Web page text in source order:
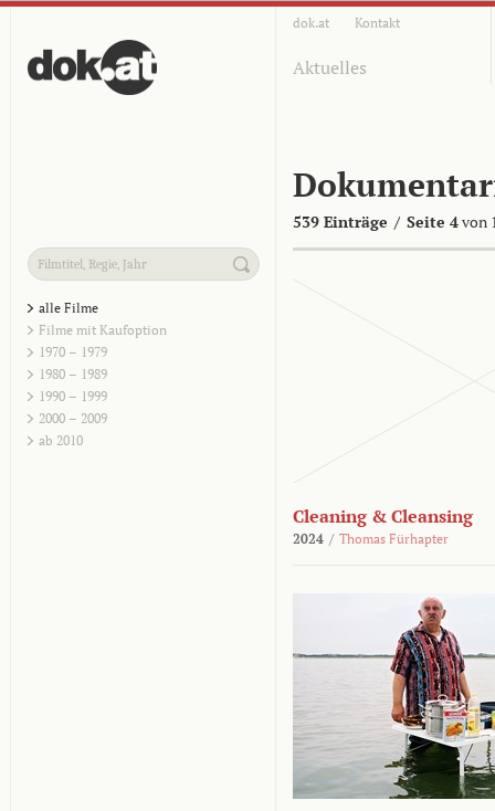
dok.at Kontakt
Aktuelles
539 Einträge / Seite 4von
alle Filme
Filme mit Kaufoption
1970 – 1979
1980 – 1989
1990 – 1999
2000 – 2009
ab 2010
Cleaning & Cleansing
2024 / Thomas Fürhapter